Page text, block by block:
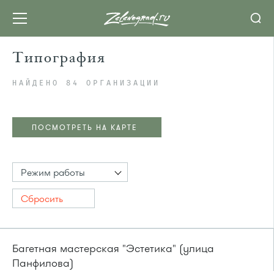
Типография
НАЙДЕНО 84 ОРГАНИЗАЦИИ
ПОСМОТРЕТЬ НА КАРТЕ
Режим работы
Сбросить
Багетная мастерская "Эстетика" (улица
Панфилова)